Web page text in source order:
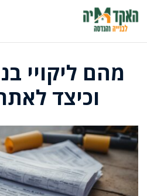
לדלג
לתוכן
מהם ליקויי
וכיצד